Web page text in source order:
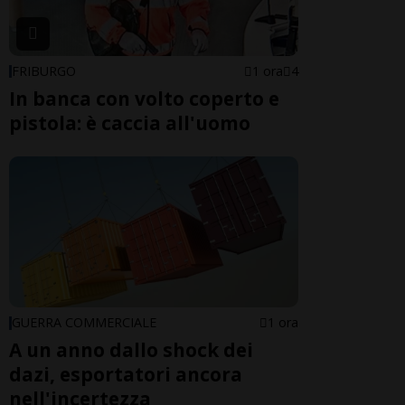
FRIBURGO 1 ora 4
In banca con volto coperto e
pistola: è caccia all'uomo
GUERRA COMMERCIALE 1 ora
A un anno dallo shock dei
dazi, esportatori ancora
nell'incertezza